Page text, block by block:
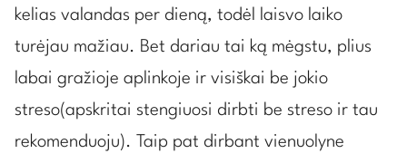
kelias valandas per dieną, todėl laisvo laiko
turėjau mažiau. Bet dariau tai ką mėgstu, plius
labai gražioje aplinkoje ir visiškai be jokio
streso(apskritai stengiuosi dirbti be streso ir tau
rekomenduoju). Taip pat dirbant vienuolyne